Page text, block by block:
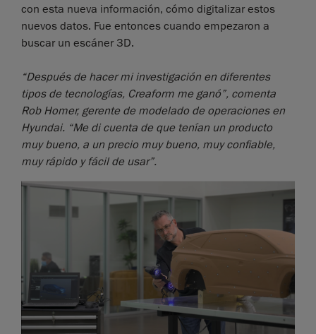
con esta nueva información, cómo digitalizar estos
nuevos datos. Fue entonces cuando empezaron a
buscar un escáner 3D.
“Después de hacer mi investigación en diferentes
tipos de tecnologías, Creaform me ganó”, comenta
Rob Homer, gerente de modelado de operaciones en
Hyundai. “Me di cuenta de que tenían un producto
muy bueno, a un precio muy bueno, muy confiable,
muy rápido y fácil de usar”.